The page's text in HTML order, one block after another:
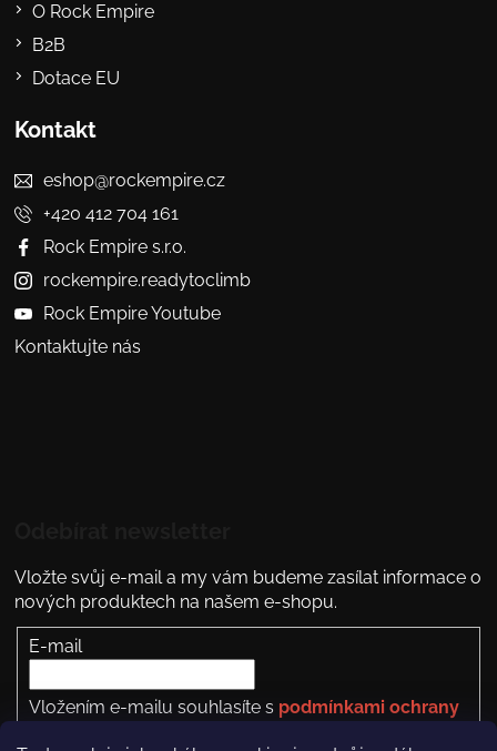
O Rock Empire
B2B
Dotace EU
Kontakt
eshop@rockempire.cz
+420 412 704 161
Rock Empire s.r.o.
rockempire.readytoclimb
Rock Empire Youtube
Kontaktujte nás
Vložte svůj e-mail a my vám budeme zasílat informace o
nových produktech na našem e-shopu.
E-mail
Vložením e-mailu souhlasíte s podmínkami ochrany